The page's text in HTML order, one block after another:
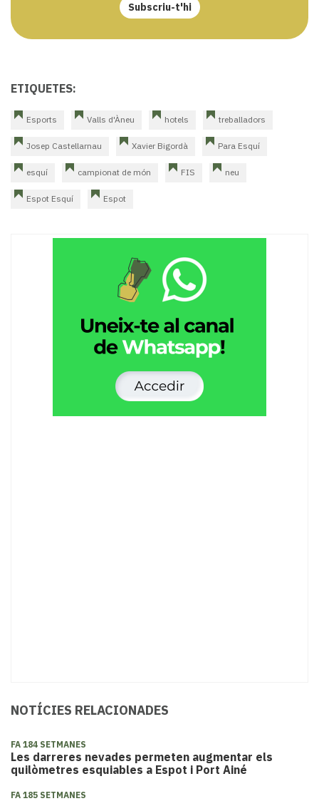
Subscriu-t'hi
ETIQUETES:
Esports Valls d'Àneu hotels treballadors
Josep Castellarnau Xavier Bigordà Para Esquí
esquí campionat de món FIS neu
Espot Esquí Espot
NOTÍCIES RELACIONADES
FA 184 SETMANES
Les darreres nevades permeten augmentar els
quilòmetres esquiables a Espot i Port Ainé
FA 185 SETMANES